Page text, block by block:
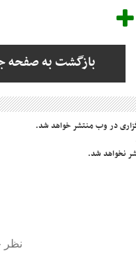
بازگشت به صفحه
در وب منتشر خواهد شد.
نخواهد شد.